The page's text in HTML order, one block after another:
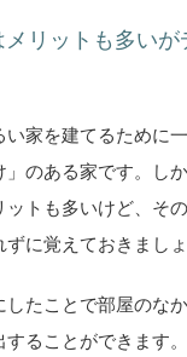
リットも多いが
家を建てるために
のある家です。し
ットも多いけど、そ
に覚えておきましょ
したことで部屋のな
することができます